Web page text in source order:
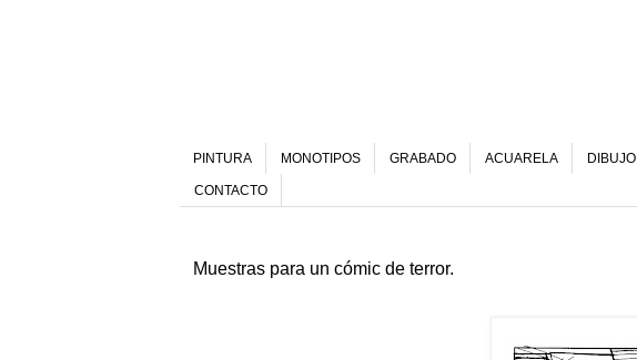
PINTURA MONOTIPOS GRABADO ACUARELA DIBUJO
CONTACTO
Muestras para un cómic de terror.